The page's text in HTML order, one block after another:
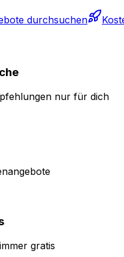
durchsuchen
nur für dich
gratis